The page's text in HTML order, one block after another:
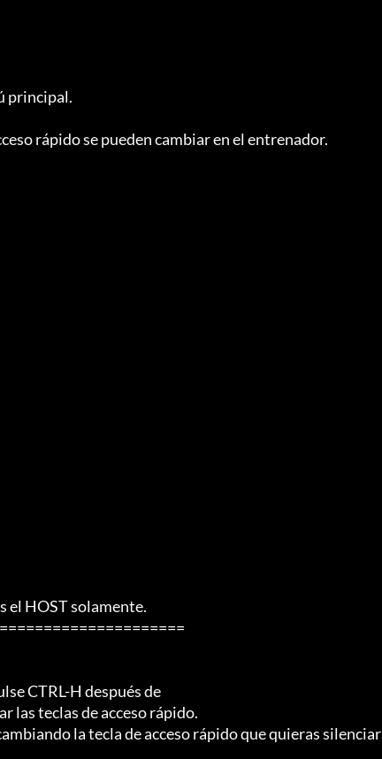
principal.
rápido se pueden cambiar en el entrenador.
el HOST solamente.
CTRL-H después de
las teclas de acceso rápido.
la tecla de acceso rápido que quieras silenciar